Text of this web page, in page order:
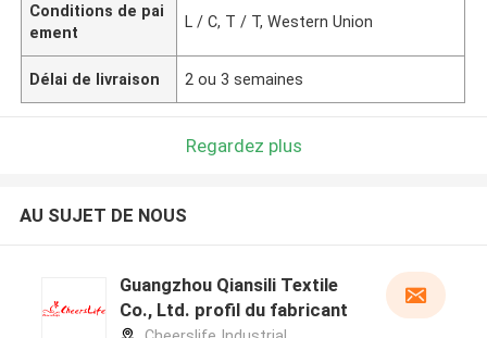
Conditions de pai
ement
L / C, T / T, Western Union
Délai de livraison 2 ou 3 semaines
Regardez plus
AU SUJET DE NOUS
Guangzhou Qiansili Textile
Co., Ltd. profil du fabricant